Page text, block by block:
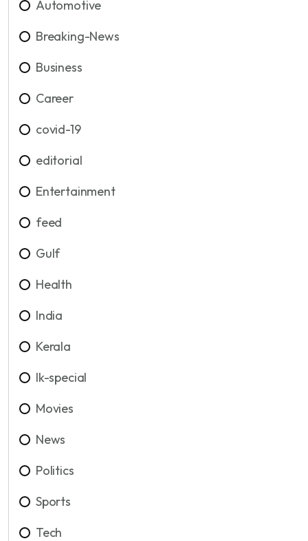
Automotive
Breaking-News
Business
Career
covid-19
editorial
Entertainment
feed
Gulf
Health
India
Kerala
lk-special
Movies
News
Politics
Sports
Tech